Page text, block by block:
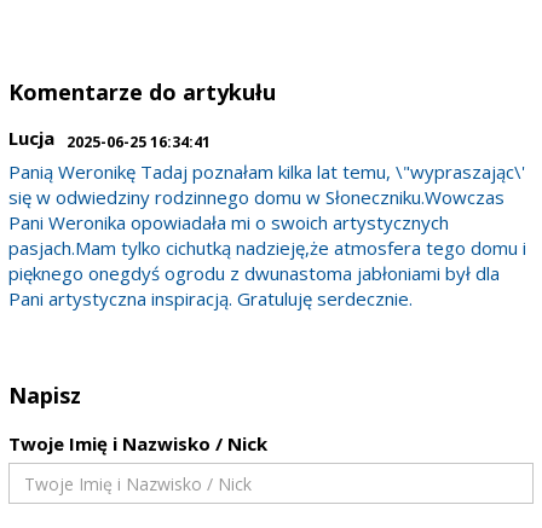
Komentarze do artykułu
Lucja 2025-06-25 16:34:41
Panią Weronikę Tadaj poznałam kilka lat temu, \"wypraszając\'
się w odwiedziny rodzinnego domu w Słoneczniku.Wowczas
Pani Weronika opowiadała mi o swoich artystycznych
pasjach.Mam tylko cichutką nadzieję,że atmosfera tego domu i
pięknego onegdyś ogrodu z dwunastoma jabłoniami był dla
Pani artystyczna inspiracją. Gratuluję serdecznie.
Napisz
Twoje Imię i Nazwisko / Nick